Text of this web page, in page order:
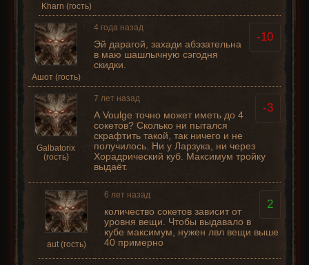
Kharn (гость)
Ашот (гость)
-10
4 года назад
Эй дарагой, захади абэзательна
в маю шашлычную сэгодня
скидки.
Galbatorix
(гость)
-3
7 лет назад
А Voulge точно может иметь до 4
сокетов? Сколько ни пытался
скрафтить такой, так ничего и не
получилось. Ни у Ларзука, ни через
Хорадрический куб. Максимум тройку
выдаёт.
aut (гость)
2
6 лет назад
количество сокетов зависит от
уровня вещи. Чтобы выдавало в
кубе максимум, нужен лвл вещи выше
40 примерно